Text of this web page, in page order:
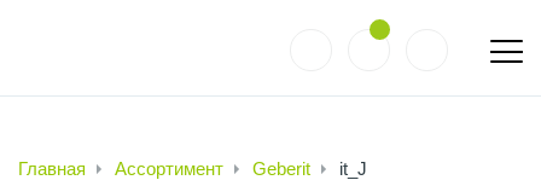
Главная Ассортимент Geberit it_J